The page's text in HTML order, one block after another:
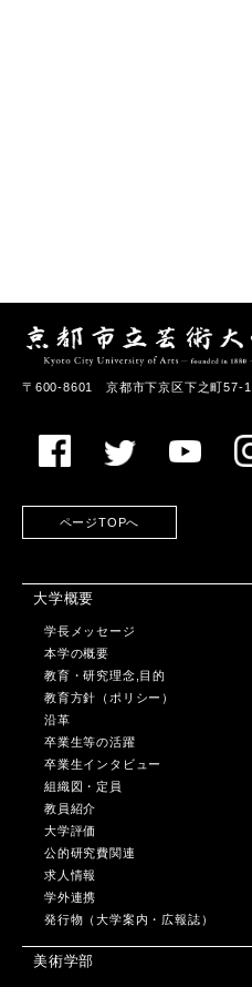
〒600-8601 京都市下京区下之町57-1
ページTOPへ
大学概要
学長メッセージ
本学の概要
教育・研究理念,目的
教育方針（ポリシー）
沿革
卒業生等の活躍
卒業生インタビュー
組織図・定員
教員紹介
大学評価
公的研究費関連
求人情報
学外連携
発行物（大学案内・広報誌）
美術学部